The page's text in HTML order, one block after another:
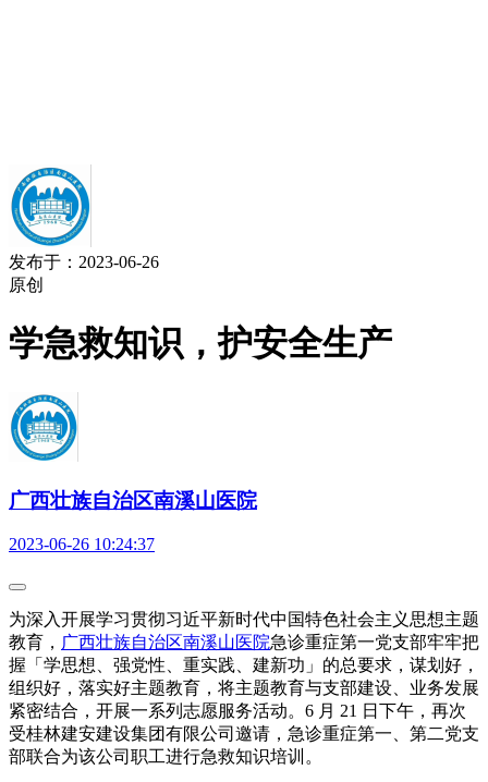
发布于：2023-06-26
原创
学急救知识，护安全生产
广西壮族自治区南溪山医院
2023-06-26 10:24:37
为深入开展学习贯彻习近平新时代中国特色社会主义思想主题
教育， 广西壮族自治区南溪山医院急诊重症第一党支部牢牢把
握「学思想、强党性、重实践、建新功」的总要求，谋划好，
组织好，落实好主题教育，将主题教育与支部建设、业务发展
紧密结合，开展一系列志愿服务活动。6 月 21 日下午，再次
受桂林建安建设集团有限公司邀请，急诊重症第一、第二党支
部联合为该公司职工进行急救知识培训。